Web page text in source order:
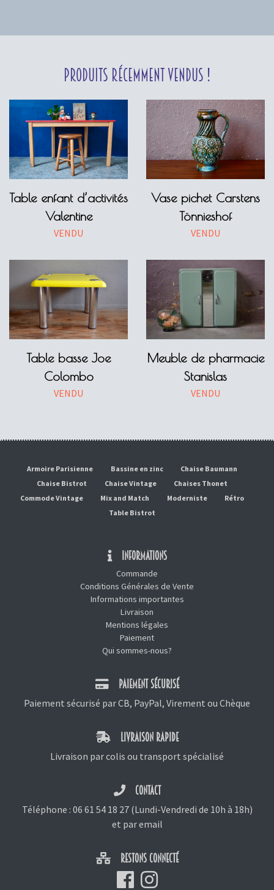
Produits récemment vendus !
Table enfant d’activités
Valentine
VENDU
Vase pichet Carstens
Tönnieshof
VENDU
Table basse Joe
Colombo
VENDU
Meuble de pharmacie
Stanislas
VENDU
Armoire Parisienne Bassine en zinc
Chaise Baumann
Chaise Bistrot
Chaise Vintage
Chaises Thonet
Commode Vintage
Mix and Match Moderniste
Rétro
Table Bistrot
INFORMATIONS
Commande
Conditions Générales de Vente
Informations importantes
Livraison
Mentions légales
Paiement
Qui sommes-nous?
PAIEMENT SÉCURISÉ
Paiement sécurisé par CB, PayPal, Virement ou Chèque
LIVRAISON RAPIDE
Livraison par colis ou transport spécialisé
CONTACT
Téléphone : 06 61 54 18 27(Lundi-Vendredi de 10h à 18h)
et par email
RESTONS CONNECTÉ